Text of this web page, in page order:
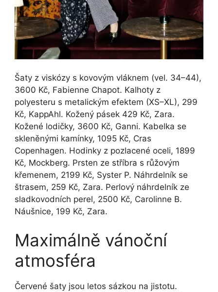
Šaty z viskózy s kovovým vláknem (vel. 34–44),
3600 Kč, Fabienne Chapot. Kalhoty z
polyesteru s metalickým efektem (XS–XL), 299
Kč, KappAhl. Kožený pásek 429 Kč, Zara.
Kožené lodičky, 3600 Kč, Ganni. Kabelka se
skleněnými kamínky, 1095 Kč, Cras
Copenhagen. Hodinky z pozlacené oceli, 1899
Kč, Mockberg. Prsten ze stříbra s růžovým
křemenem, 2199 Kč, Syster P. Náhrdelník se
štrasem, 259 Kč, Zara. Perlový náhrdelník ze
sladkovodních perel, 2500 Kč, Carolinne B.
Náušnice, 199 Kč, Zara.
Maximálně vánoční
atmosféra
Červené šaty jsou letos sázkou na jistotu.